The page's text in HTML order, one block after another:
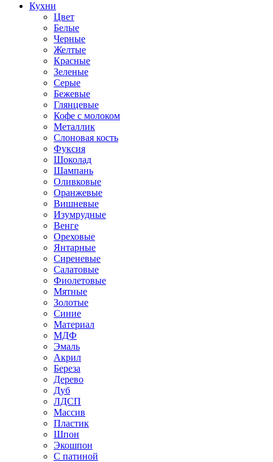
Кухни
Цвет
Белые
Черные
Желтые
Красные
Зеленые
Серые
Бежевые
Глянцевые
Кофе с молоком
Металлик
Слоновая кость
Фуксия
Шоколад
Шампань
Оливковые
Оранжевые
Вишневые
Изумрудные
Венге
Ореховые
Янтарные
Сиреневые
Салатовые
Фиолетовые
Мятные
Золотые
Синие
Материал
МДФ
Эмаль
Акрил
Береза
Дерево
Дуб
ЛДСП
Массив
Пластик
Шпон
Экошпон
С патиной